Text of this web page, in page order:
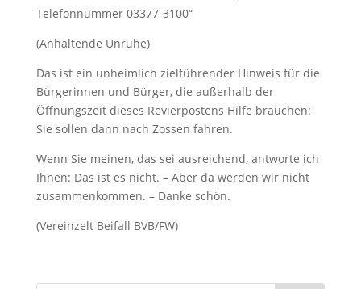
Telefonnummer 03377-3100“
(Anhaltende Unruhe)
Das ist ein unheimlich zielführender Hinweis für die
Bürgerinnen und Bürger, die außerhalb der
Öffnungszeit dieses Revierpostens Hilfe brauchen:
Sie sollen dann nach Zossen fahren.
Wenn Sie meinen, das sei ausreichend, antworte ich
Ihnen: Das ist es nicht. – Aber da werden wir nicht
zusammenkommen. – Danke schön.
(Vereinzelt Beifall BVB/FW)